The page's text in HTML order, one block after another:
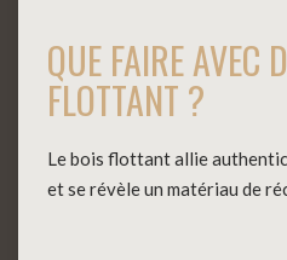
QUE FAIRE AVEC
FLOTTANT ?
Le bois flottant allie
et se révèle un matériau de